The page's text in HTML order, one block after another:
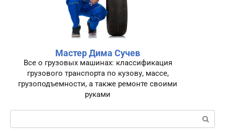
Мастер Дима Сучев
Все о грузовых машинах: классификация
грузового транспорта по кузову, массе,
грузоподъемности, а также ремонте своими
руками
Поиск: